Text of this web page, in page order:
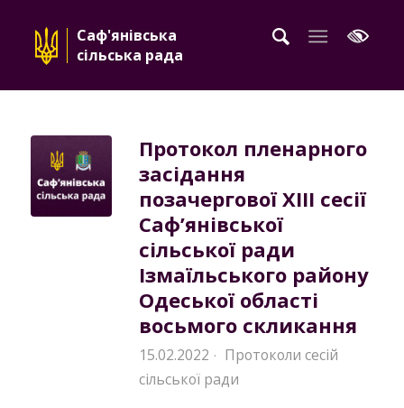
Саф'янівська
сільська рада
Протокол пленарного
засідання
позачергової XIII сесії
Саф’янівської
сільської ради
Ізмаїльського району
Одеської області
восьмого скликання
15.02.2022 · Протоколи сесій
сільської ради